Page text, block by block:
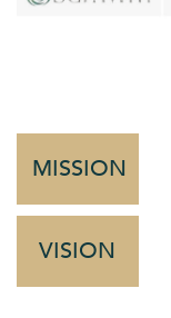
MISSION
VISION